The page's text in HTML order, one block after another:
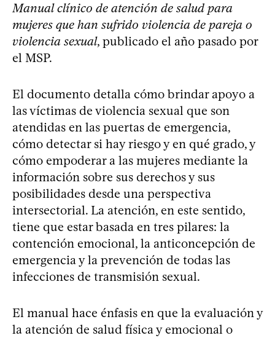
Manual clínico de atención de salud para
mujeres que han sufrido violencia de pareja o
violencia sexual, publicado el año pasado por
el MSP.
El documento detalla cómo brindar apoyo a
las víctimas de violencia sexual que son
atendidas en las puertas de emergencia,
cómo detectar si hay riesgo y en qué grado, y
cómo empoderar a las mujeres mediante la
información sobre sus derechos y sus
posibilidades desde una perspectiva
intersectorial. La atención, en este sentido,
tiene que estar basada en tres pilares: la
contención emocional, la anticoncepción de
emergencia y la prevención de todas las
infecciones de transmisión sexual.
El manual hace énfasis en que la evaluación y
la atención de salud física y emocional o